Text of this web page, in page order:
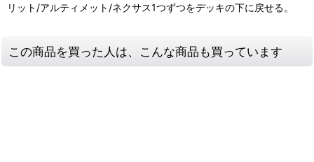
リット/アルティメット/ネクサス1つずつをデッキの下に戻せる。
この商品を買った人は、こんな商品も買っています